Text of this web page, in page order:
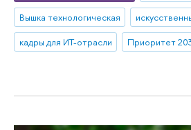
Вышка технологическая
кадры для ИТ-отрасли
Приоритет